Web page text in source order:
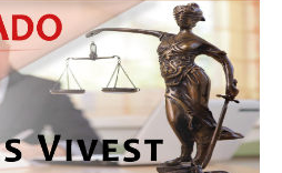
DA PROFISSÃO
ÉTICA